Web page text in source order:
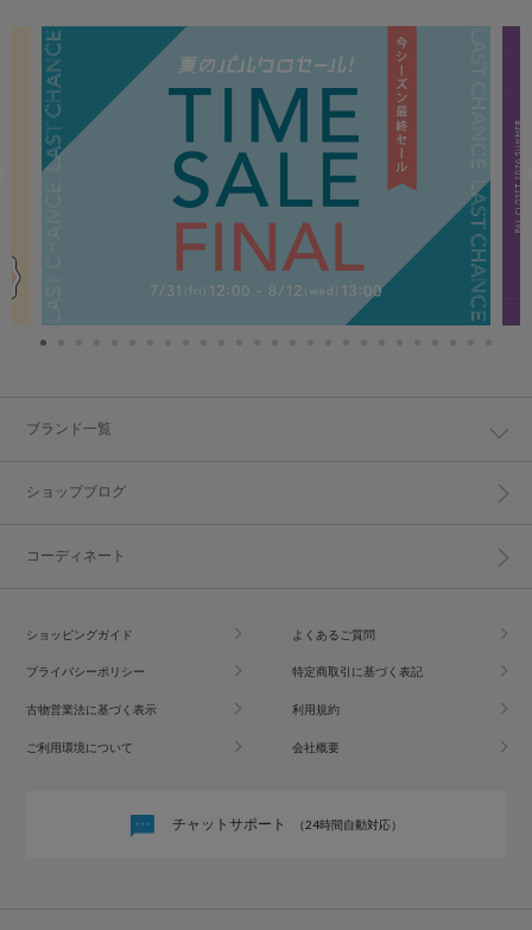
ブランド一覧
ショップブログ
コーディネート
ショッピングガイド よくあるご質問
プライバシーポリシー 特定商取引に基づく表記
古物営業法に基づく表示 利用規約
ご利用環境について 会社概要
チャットサポート （24時間自動対応）